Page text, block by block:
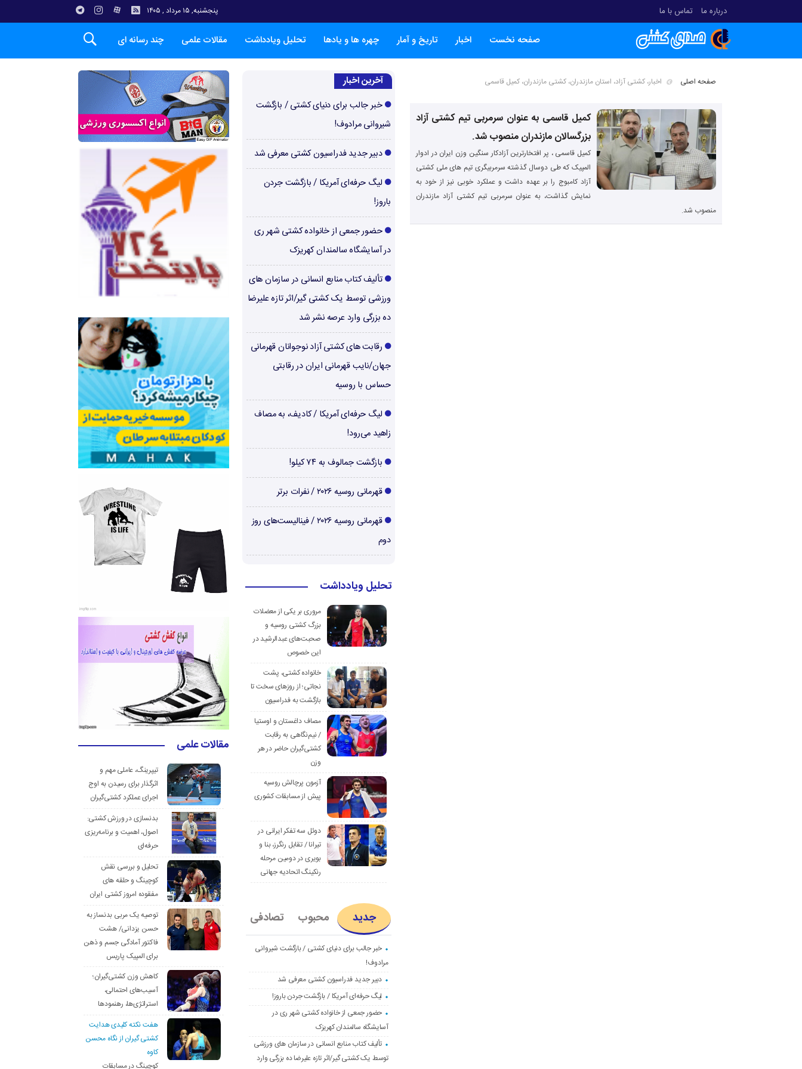
درباره ما تماس با ما پنجشنبه, ۱۵ مرداد , ۱۴۰۵
صفحه نخست اخبار تاریخ و آمار چهره ها و یادها تحلیل ویادداشت مقالات علمی چند رسانه ای
صفحه اصلی اخبار، کشتی آزاد، استان مازندران، کشتی مازندران، کمیل قاسمی
کمیل قاسمی به عنوان سرمربی تیم کشتی آزاد
بزرگسالان مازندران منصوب شد.
کمیل قاسمی ، پر افتخارترین آزادکار سنگین وزن ایران در ادوار
المپیک که طی دوسال گذشته سرمربیگری تیم های ملی کشتی
آزاد کامبوج را بر عهده داشت و عملکرد خوبی نیز از خود به
نمایش گذاشت، به عنوان سرمربی تیم کشتی آزاد مازندران
منصوب شد.
آخرین اخبار
خبر جالب برای دنیای کشتی / بازگشت
شیروانی مرادوف!
دبیر جدید فدراسیون کشتی معرفی شد
لیگ حرفه‌ای آمریکا / بازگشت جردن
باروز!
حضور جمعی از خانواده کشتی شهر ری
در آسایشگاه سالمندان کهریزک
تألیف کتاب منابع انسانی در سازمان های
ورزشی توسط یک کشتی گیر/اثر تازه علیرضا
ده بزرگی وارد عرصه نشر شد
رقابت های کشتی آزاد نوجوانان قهرمانی
جهان/نایب قهرمانی ایران در رقابتی
حساس با روسیه
لیگ حرفه‌ای آمریکا / کادیف، به مصاف
زاهید می‌رود!
بازگشت جمالوف به ۷۴ کیلو!
قهرمانی روسیه ۲۰۲۶ / نفرات برتر
قهرمانی روسیه ۲۰۲۶ / فینالیست‌های روز
دوم
تحلیل ویادداشت
مروری بر یکی از معضلات
بزرگ کشتی روسیه و
صحبت‌های عبدالرشید در
این خصوص
خانواده کشتی، پشت
نجاتی؛ از روزهای سخت تا
بازگشت به فدراسیون
مصاف داغستان و اوستیا
/ نیم‌نگاهی به رقابت
کشتی‌گیران حاضر در هر
وزن
آزمون پرچالش روسیه
پیش از مسابقات کشوری
دوئل سه تفکر ایرانی در
تیرانا / تقابل رنگرز، بنا و
بویری در دومین مرحله
رنکینگ اتحادیه جهانی
جدید محبوب تصادفی
خبر جالب برای دنیای کشتی / بازگشت شیروانی
مرادوف!
دبیر جدید فدراسیون کشتی معرفی شد
لیگ حرفه‌ای آمریکا / بازگشت جردن باروز!
حضور جمعی از خانواده کشتی شهر ری در
آسایشگاه سالمندان کهریزک
تألیف کتاب منابع انسانی در سازمان های ورزشی
توسط یک کشتی گیر/اثر تازه علیرضا ده بزرگی وارد
مقالات علمی
تیپرینگ، عاملی مهم و
اثرگذار برای رسیدن به اوج
اجرای عملکرد کشتی‌گیران
بدنسازی در ورزش کشتی:
اصول، اهمیت و برنامه‌ریزی
حرفه‌ای
تحلیل و بررسی نقش
کوچینگ و حلقه های
مفقوده امروز کشتی ایران
توصیه یک مربی بدنساز به
حسن یزدانی/ هشت
فاکتور آمادگی جسم و ذهن
برای المپیک پاریس
کاهش وزن کشتی‌گیران؛
آسیب‌های احتمالی،
استراتژی‌ها، رهنمودها
هفت نکته کلیدی هدایت
کشتی گیران از نگاه محسن
کاوه
کوچینگ در مسابقات